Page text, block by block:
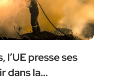
l’UE presse ses
dans la...